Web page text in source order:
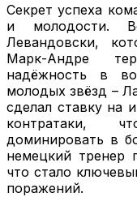
Секрет успеха
и молодости.
Левандовски,
Марк-Андре
надёжность в
молодых звёзд –
сделал ставку на
контратаки,
доминировать в
немецкий тренер
что стало
поражений.